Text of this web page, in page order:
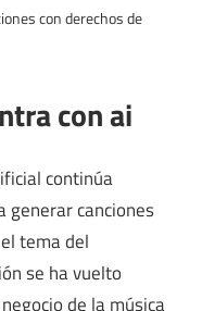
con derechos de
con ai
continúa
generar canciones
tema del
se ha vuelto
de la música